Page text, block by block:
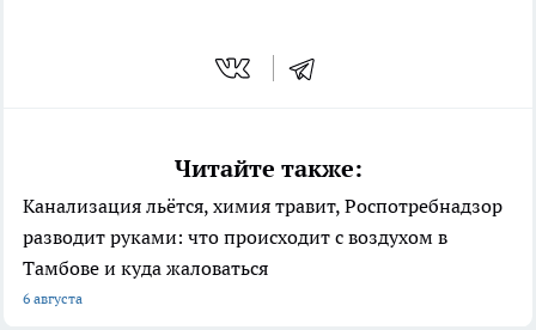
Читайте также:
Канализация льётся, химия травит, Роспотребнадзор
разводит руками: что происходит с воздухом в
Тамбове и куда жаловаться
6 августа